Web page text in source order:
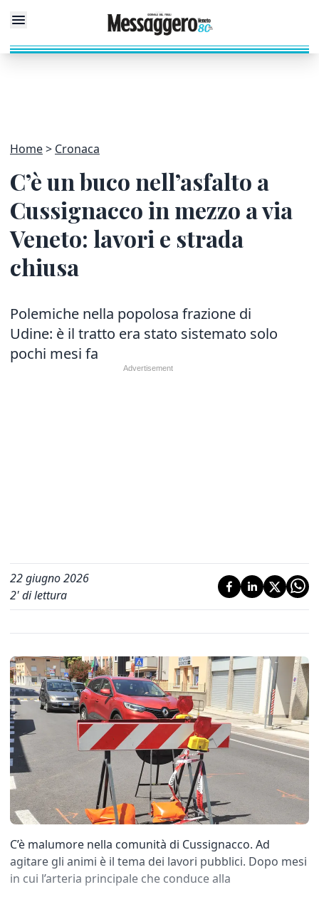
Home Cronaca
C’è un buco nell’asfalto a
Cussignacco in mezzo a via
Veneto: lavori e strada
chiusa
Polemiche nella popolosa frazione di
Udine: è il tratto era stato sistemato solo
pochi mesi fa
22 giugno 2026
2' di lettura
C’è malumore nella comunità di Cussignacco. Ad
agitare gli animi è il tema dei lavori pubblici. Dopo mesi
in cui l’arteria principale che conduce alla